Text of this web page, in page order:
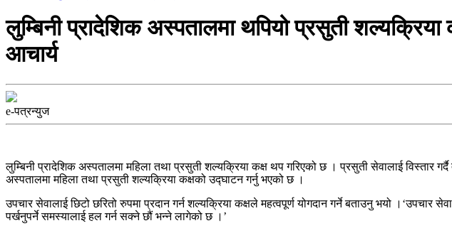
लुम्बिनी प्रादेशिक अस्पतालमा थपियो प्रसुती
आचार्य
e-पत्रन्युज
लुम्बिनी प्रादेशिक अस्पतालमा महिला तथा प्रसुती शल्यक्रिया कक्ष थप गरिएको छ । प्रसुती सेवालाई विस्तार
अस्पतालमा महिला तथा प्रसुती शल्यक्रिया कक्षको उद्घाटन गर्नु भएको छ ।
उपचार सेवालाई छिटो छरितो रुपमा प्रदान गर्न शल्यक्रिया कक्षले महत्वपूर्ण योगदान गर्ने बताउनु भयो
पर्खनुपर्ने समस्यालाई हल गर्न सक्ने छौं भन्ने लागेको छ ।’